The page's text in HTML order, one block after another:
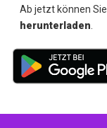
Ab jetzt können Sie
herunterladen.